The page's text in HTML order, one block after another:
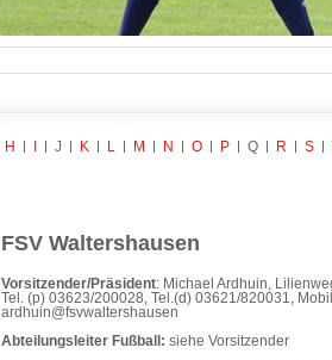
H J K L M N O P Q R S
FSV Waltershausen
Vorsitzender/Präsident: Michael Ardhuin,
Tel. (p) 03623/200028, Tel.(d) 03621/820031,
ardhuin@fsvwaltershausen
Abteilungsleiter Fußball: siehe Vorsitzender